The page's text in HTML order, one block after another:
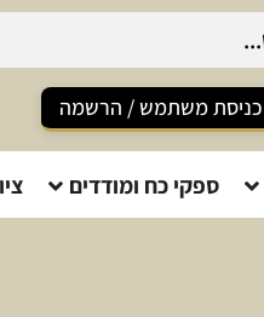
כניסת משתמש / הרשמה
ספקי כח ומודדים